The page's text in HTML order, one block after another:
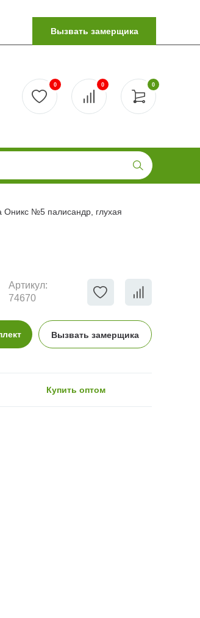
Вызвать замерщика
0
0 0
Оникс №5 палисандр, глухая
Артикул:
74670
Вызвать замерщика
Купить оптом